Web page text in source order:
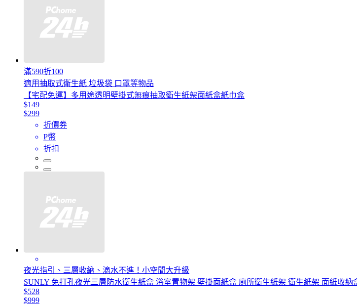
滿590折100
適用抽取式衛生紙 垃圾袋 口罩等物品
【宅配免運】多用途透明壁掛式無痕抽取衛生紙架面紙盒紙巾盒
$149
$299
折價券
P幣
折扣
夜光指引、三層收納、滴水不進！小空間大升級
SUNLY 免打孔夜光三層防水衛生紙盒 浴室置物架 壁掛面紙盒 廁所衛生紙架 衛生紙架 面紙收納
$528
$999